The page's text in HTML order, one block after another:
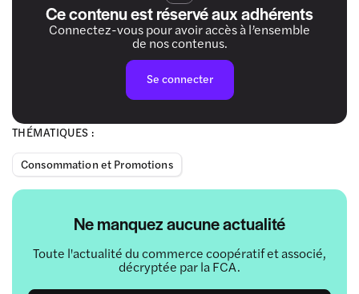
THÉMATIQUES :
Consommation et Promotions
Ne manquez aucune actualité
Toute l'actualité du commerce coopératif et associé,
décryptée par la FCA.
Ce contenu est réservé aux adhérents
Connectez-vous pour avoir accès à l’ensemble
de nos contenus.
Se connecter